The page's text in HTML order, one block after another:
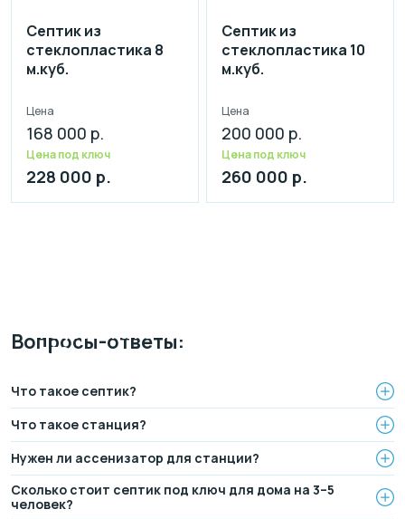
БЕЗ переплаты
водопровода от надежной компании.
Вопросы-ответы:
Что такое септик?
Что такое станция?
Нужен ли ассенизатор для станции?
Сколько стоит септик под ключ для дома на 3–5
человек?
Септик из
стеклопластика 8
м.куб.
Цена
168 000 р.
Цена под ключ
228 000 р.
Септик из
стеклопластика 10
м.куб.
Цена
200 000 р.
Цена под ключ
260 000 р.